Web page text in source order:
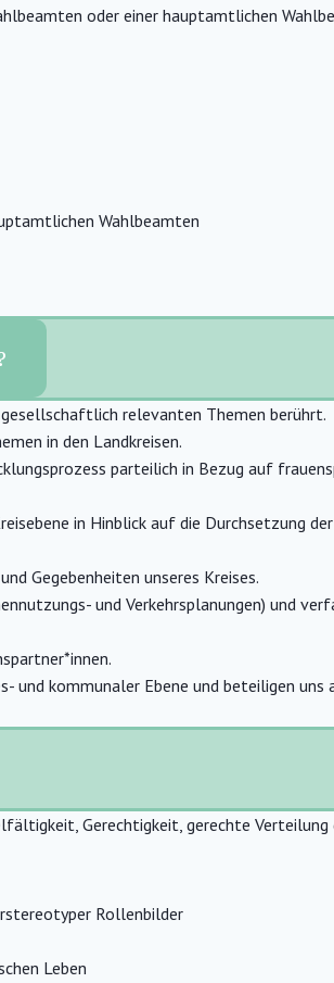
oder einer hauptamtlichen
Wahlbeamten
relevanten Themen berührt.
in den Landkreisen.
parteilich in Bezug auf
in Hinblick auf die Durchsetzung
Gegebenheiten unseres Kreises.
und Verkehrsplanungen) und
und kommunaler Ebene und beteiligen
Gerechtigkeit, gerechte Verteilung
Rollenbilder
Leben